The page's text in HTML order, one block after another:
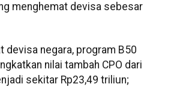
menghemat devisa sebesar
devisa negara, program B50
nilai tambah CPO dari
sekitar Rp23,49 triliun;